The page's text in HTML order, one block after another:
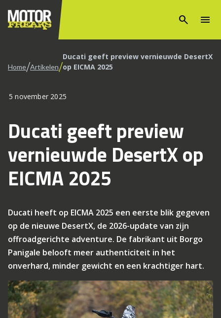
search menu
Home/Artikelen/Ducati geeft preview vernieuwde DesertX
op EICMA 2025
5 november 2025
Ducati geeft preview
vernieuwde DesertX op
EICMA 2025
Ducati heeft op EICMA 2025 een eerste blik gegeven
op de nieuwe DesertX, de 2026-update van zijn
offroadgerichte adventure. De fabrikant uit Borgo
Panigale belooft meer authenticiteit in het
onverhard, minder gewicht en een krachtiger hart.